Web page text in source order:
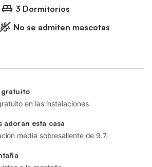
3 Dormitorios
No se admiten mascotas
gratuito
en las instalaciones.
adoran esta casa
media sobresaliente de 9.7.